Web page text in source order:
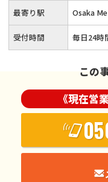
最寄り駅 Osaka
受付時間 毎日24時
この
《現在営